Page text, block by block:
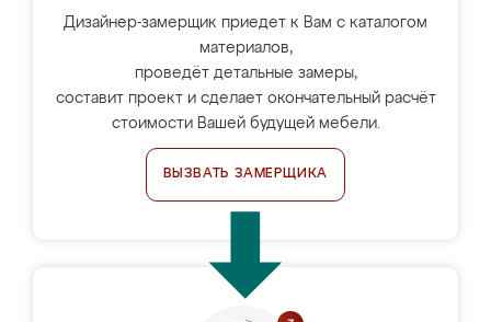
Дизайнер-замерщик приедет к Вам с каталогом
материалов,
проведёт детальные замеры,
составит проект и сделает окончательный расчёт
стоимости Вашей будущей мебели.
ВЫЗВАТЬ ЗАМЕРЩИКА